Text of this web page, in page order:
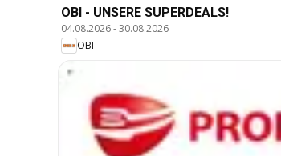
OBI - UNSERE SUPERDEALS!
04.08.2026-30.08.2026
OBI